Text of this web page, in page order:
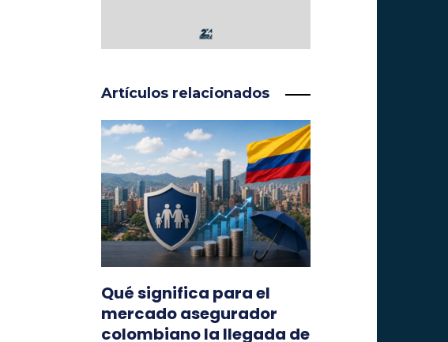
Artículos relacionados
Qué significa para el
mercado asegurador
colombiano la llegada de